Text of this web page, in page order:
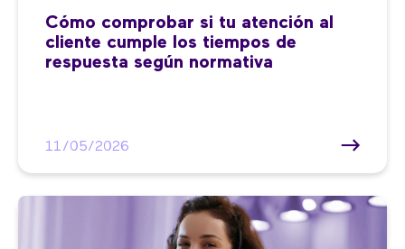
Cómo comprobar si tu atención al
cliente cumple los tiempos de
respuesta según normativa
11/05/2026